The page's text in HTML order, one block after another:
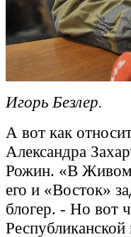
Игорь Безлер.
А вот как
Александра
Рожин. «В Живом
его и «Восток»
блогер. - Но вот